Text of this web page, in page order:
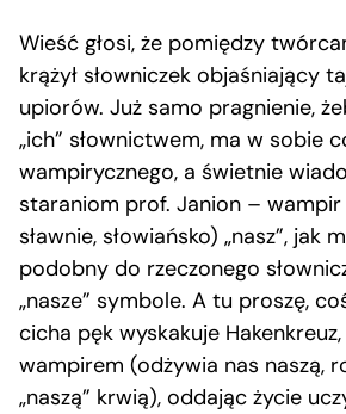
Wieść głosi, że pomiędzy
krążył słowniczek objaśniający
upiorów. Już samo pragnienie,
„ich” słownictwem, ma w sobie
wampirycznego, a świetnie
staraniom prof. Janion –
sławnie, słowiańsko) „nasz”, jak
podobny do rzeczonego
„nasze” symbole. A tu proszę,
cicha pęk wyskakuje
wampirem (odżywia nas naszą,
„naszą” krwią), oddając życie